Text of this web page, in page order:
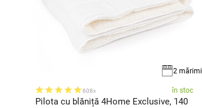
2 mărimi
608x în stoc
Pilota cu blăniță 4Home Exclusive, 140